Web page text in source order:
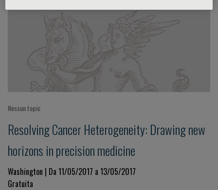
Nessun topic
Resolving Cancer Heterogeneity: Drawing new
horizons in precision medicine
Washington | Da 11/05/2017 a 13/05/2017
Gratuita